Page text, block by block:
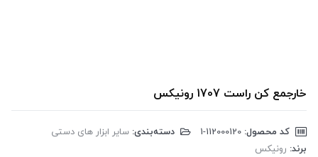
خارجمع کن راست 1707 رونیکس
کد محصول: دسته‌بندی: سایر ابزار های دستی
برند: رونیکس